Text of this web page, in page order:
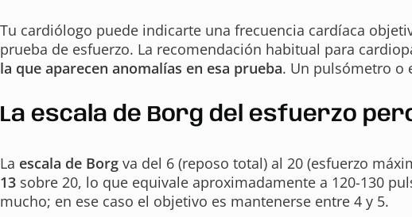
Tu cardiólogo puede indicarte una frecuencia cardíaca
prueba de esfuerzo. La recomendación habitual para
la que aparecen anomalías en esa prueba. Un pulsómetro o
La escala de Borg del esfuerzo
La escala de Borg va del 6 (reposo total) al 20 (esfuerzo
13 sobre 20, lo que equivale aproximadamente a 120-130
mucho; en ese caso el objetivo es mantenerse entre 4 y 5.